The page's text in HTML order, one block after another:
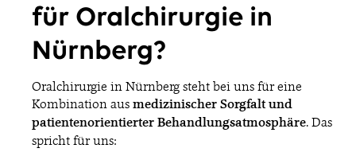
für Oralchirurgie in
Nürnberg?
Oralchirurgie in Nürnberg steht bei uns für eine
Kombination aus medizinischer Sorgfalt und
patientenorientierter Behandlungsatmosphäre. Das
spricht für uns: